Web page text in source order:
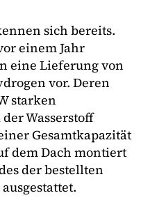
sich bereits.
einem Jahr
eine Lieferung von
vor. Deren
starken
Wasserstoff
Gesamtkapazität
dem Dach montiert
der bestellten